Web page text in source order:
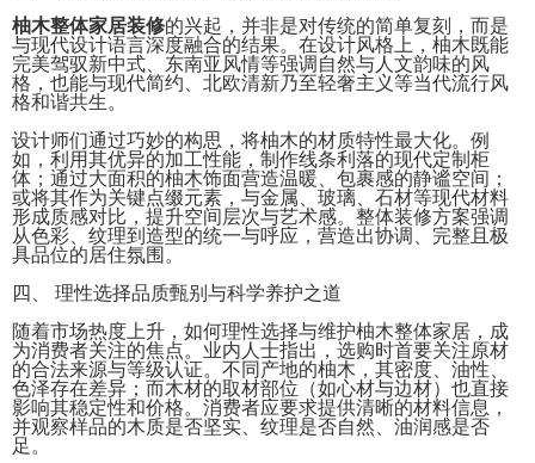
柚木整体家居装修的兴起，并非是对传统的简单复刻，而是
与现代设计语言深度融合的结果。在设计风格上，柚木既能
完美驾驭新中式、东南亚风情等强调自然与人文韵味的风
格，也能与现代简约、北欧清新乃至轻奢主义等当代流行风
格和谐共生。
设计师们通过巧妙的构思，将柚木的材质特性最大化。例
如，利用其优异的加工性能，制作线条利落的现代定制柜
体；通过大面积的柚木饰面营造温暖、包裹感的静谧空间；
或将其作为关键点缀元素，与金属、玻璃、石材等现代材料
形成质感对比，提升空间层次与艺术感。整体装修方案强调
从色彩、纹理到造型的统一与呼应，营造出协调、完整且极
具品位的居住氛围。
四、 理性选择品质甄别与科学养护之道
随着市场热度上升，如何理性选择与维护柚木整体家居，成
为消费者关注的焦点。业内人士指出，选购时首要关注原材
的合法来源与等级认证。不同产地的柚木，其密度、油性、
色泽存在差异；而木材的取材部位（如心材与边材）也直接
影响其稳定性和价格。消费者应要求提供清晰的材料信息，
并观察样品的木质是否坚实、纹理是否自然、油润感是否
足。